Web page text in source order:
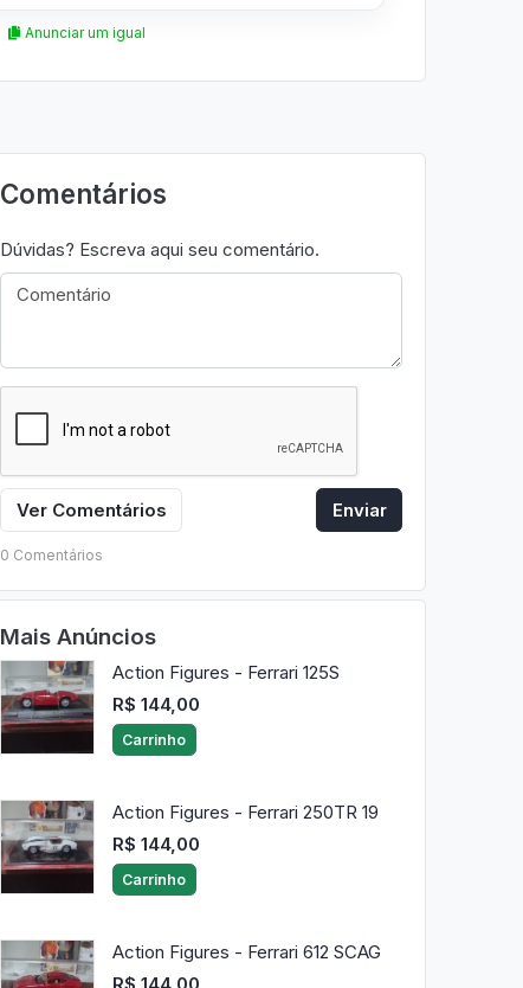
Anunciar um igual
Comentários
Dúvidas? Escreva aqui seu comentário.
Ver Comentários Enviar
0 Comentários
Mais Anúncios
Action Figures - Ferrari 125S
R$ 144,00
Carrinho
Action Figures - Ferrari 250TR 19
R$ 144,00
Carrinho
Action Figures - Ferrari 612 SCAG